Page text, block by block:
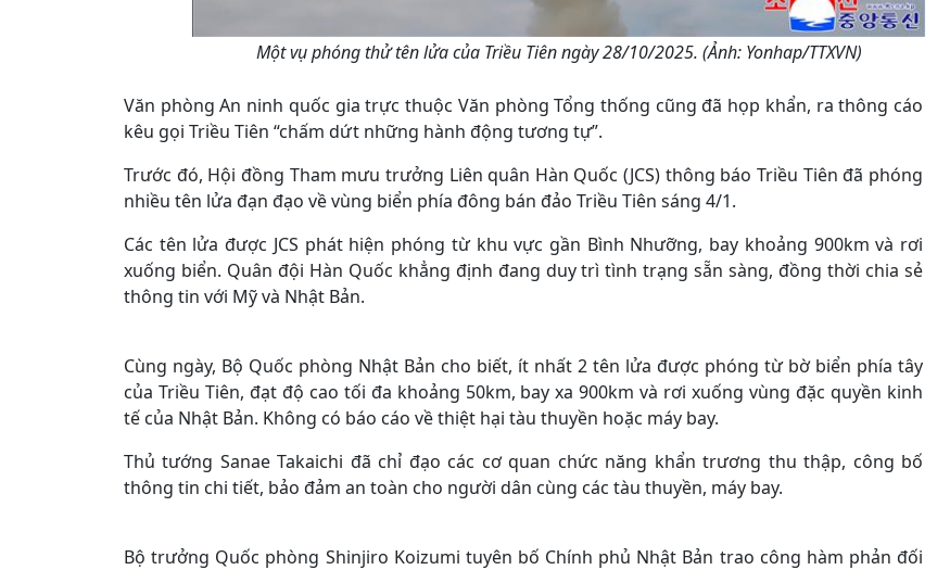
Một vụ phóng thử tên lửa của Triều Tiên ngày 28/10/2025. (Ảnh: Yonhap/TTXVN)
Văn phòng An ninh quốc gia trực thuộc Văn phòng Tổng thống cũng đã họp khẩn, ra thông cáo
kêu gọi Triều Tiên “chấm dứt những hành động tương tự”.
Trước đó, Hội đồng Tham mưu trưởng Liên quân Hàn Quốc (JCS) thông báo Triều Tiên đã phóng
nhiều tên lửa đạn đạo về vùng biển phía đông bán đảo Triều Tiên sáng 4/1.
Các tên lửa được JCS phát hiện phóng từ khu vực gần Bình Nhưỡng, bay khoảng 900km và rơi
xuống biển. Quân đội Hàn Quốc khẳng định đang duy trì tình trạng sẵn sàng, đồng thời chia sẻ
thông tin với Mỹ và Nhật Bản.
Cùng ngày, Bộ Quốc phòng Nhật Bản cho biết, ít nhất 2 tên lửa được phóng từ bờ biển phía tây
của Triều Tiên, đạt độ cao tối đa khoảng 50km, bay xa 900km và rơi xuống vùng đặc quyền kinh
tế của Nhật Bản. Không có báo cáo về thiệt hại tàu thuyền hoặc máy bay.
Thủ tướng Sanae Takaichi đã chỉ đạo các cơ quan chức năng khẩn trương thu thập, công bố
thông tin chi tiết, bảo đảm an toàn cho người dân cùng các tàu thuyền, máy bay.
Bộ trưởng Quốc phòng Shinjiro Koizumi tuyên bố Chính phủ Nhật Bản trao công hàm phản đối